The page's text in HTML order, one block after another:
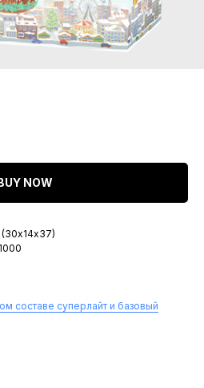
NOW
составе суперлайт и базовый